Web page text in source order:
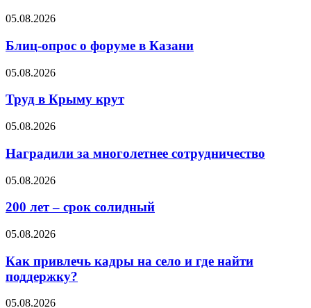
05.08.2026
Блиц-опрос о форуме в Казани
05.08.2026
Труд в Крыму крут
05.08.2026
Наградили за многолетнее сотрудничество
05.08.2026
200 лет – срок солидный
05.08.2026
Как привлечь кадры на село и где найти
поддержку?
05.08.2026